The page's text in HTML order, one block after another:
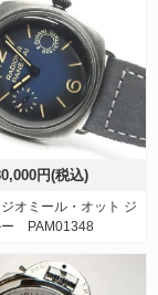
円(税込)
オミール・オット ジ
PAM01348